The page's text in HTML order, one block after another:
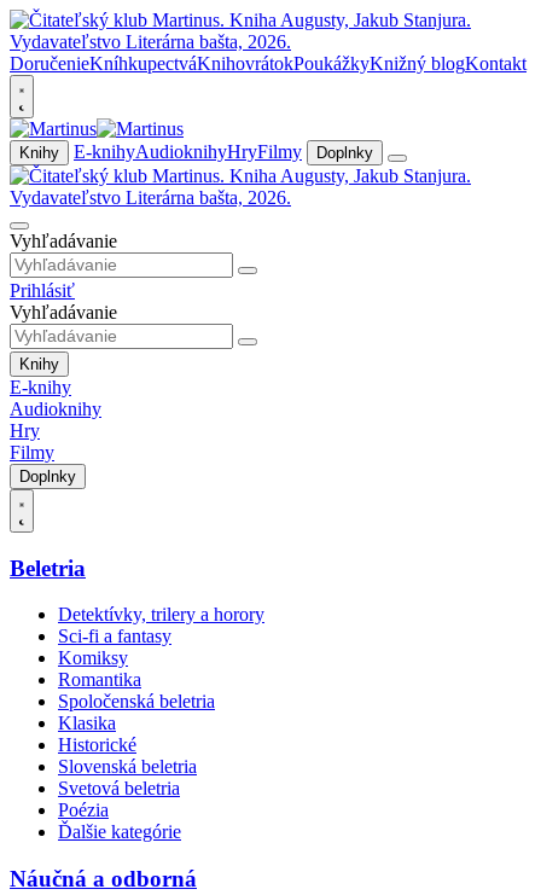
DoručenieKníhkupectváKnihovrátokPoukážkyKnižný blogKontakt
Knihy E-knihyAudioknihyHryFilmy Doplnky
Vyhľadávanie
Prihlásiť
Vyhľadávanie
Knihy
E-knihy
Audioknihy
Hry
Filmy
Doplnky
Beletria
Detektívky, trilery a horory
Sci-fi a fantasy
Komiksy
Romantika
Spoločenská beletria
Klasika
Historické
Slovenská beletria
Svetová beletria
Poézia
Ďalšie kategórie
Náučná a odborná